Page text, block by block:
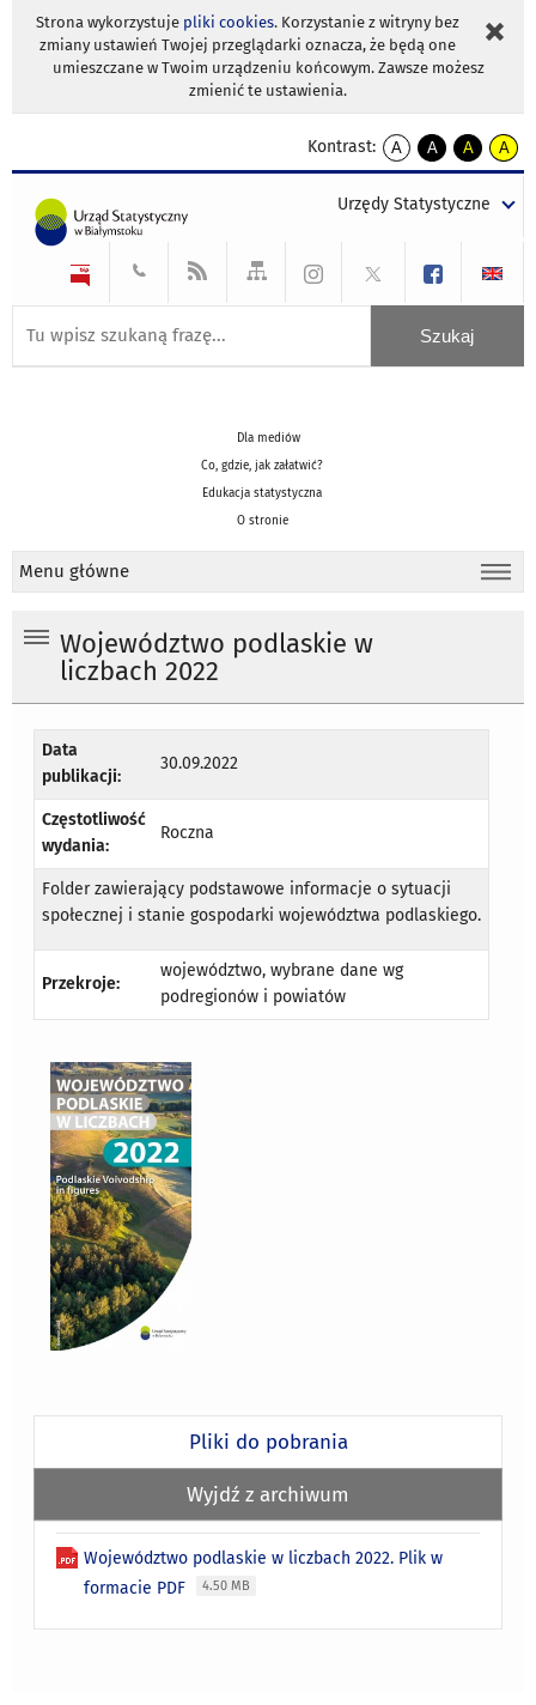
Strona wykorzystuje pliki cookies. Korzystanie z witryny bez
zmiany ustawień Twojej przeglądarki oznacza, że będą one
umieszczane w Twoim urządzeniu końcowym. Zawsze możesz
zmienić te ustawienia.
Kontrast:
A
kontrast
A
kontrast
tekst
czarnym
A
kontrast
tekst
czarnym
A
tekst
żółtym
Urzędy Statystyczne
Dla mediów
Co, gdzie, jak załatwić?
Edukacja statystyczna
O stronie
Menu główne
Województwo podlaskie w
liczbach 2022
Data
publikacji:
30.09.2022
Częstotliwość
wydania:
Roczna
Folder zawierający podstawowe informacje o sytuacji
społecznej i stanie gospodarki województwa podlaskiego.
Przekroje:
województwo, wybrane dane wg
podregionów i powiatów
Pliki do pobrania
Wyjdź z archiwum
Województwo podlaskie w liczbach 2022. Plik w
formacie PDF
4.50 MB